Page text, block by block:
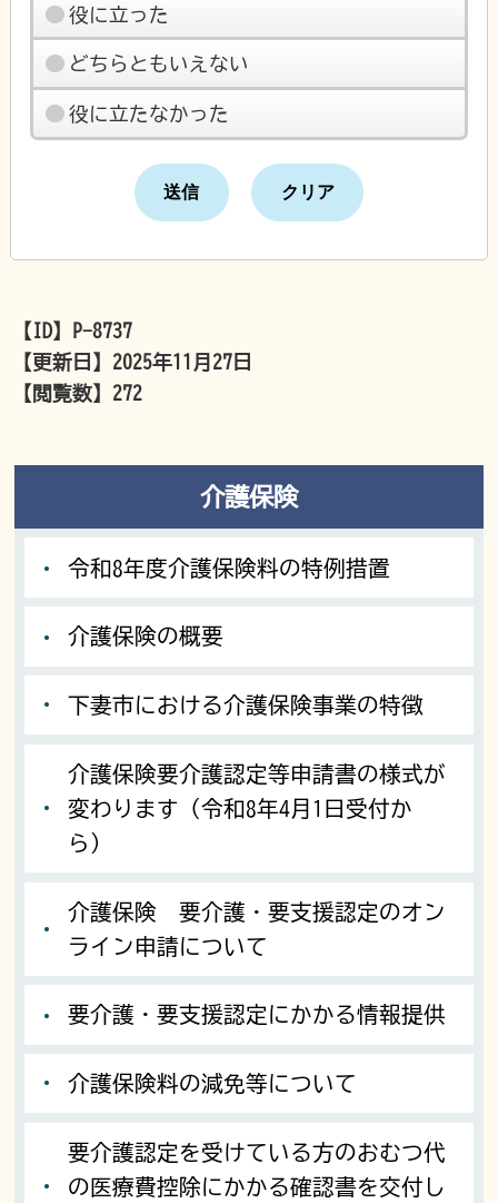
役に立った
どちらともいえない
役に立たなかった
【ID】
P-8737
【更新日】 2025年11月27日
【閲覧数】 272
介護保険
令和8年度介護保険料の特例措置
介護保険の概要
下妻市における介護保険事業の特徴
介護保険要介護認定等申請書の様式が
変わります（令和8年4月1日受付か
ら）
介護保険 要介護・要支援認定のオン
ライン申請について
要介護・要支援認定にかかる情報提供
介護保険料の減免等について
要介護認定を受けている方のおむつ代
の医療費控除にかかる確認書を交付し